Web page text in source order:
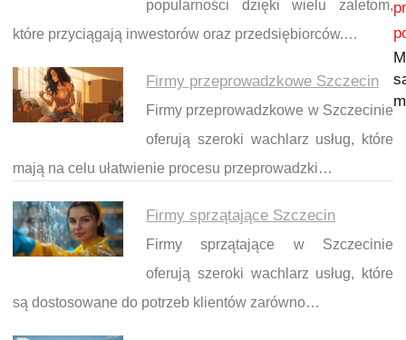
popularności dzięki wielu zaletom,
które przyciągają inwestorów oraz przedsiębiorców.…
Firmy przeprowadzkowe Szczecin
Firmy przeprowadzkowe w Szczecinie
oferują szeroki wachlarz usług, które
mają na celu ułatwienie procesu przeprowadzki…
Firmy sprzątające Szczecin
Firmy sprzątające w Szczecinie
oferują szeroki wachlarz usług, które
są dostosowane do potrzeb klientów zarówno…